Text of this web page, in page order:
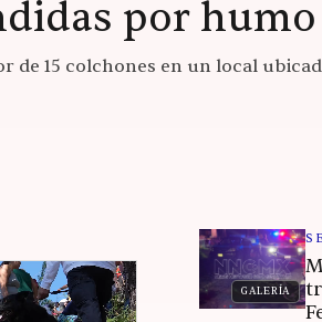
por humo
de 15 colchones en un local
GALERÍA